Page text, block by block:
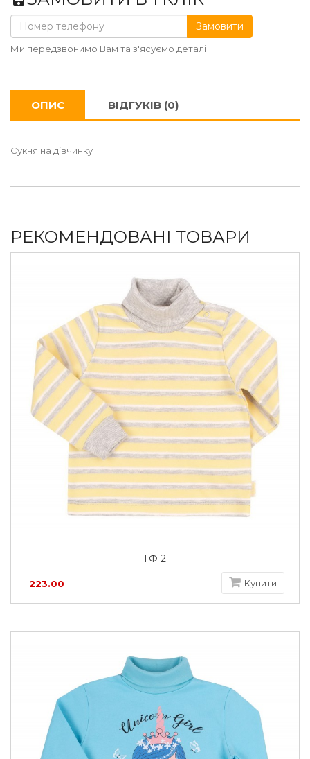
Замовити
Ми передзвонимо Вам та з'ясуємо деталі
ОПИС ВІДГУКІВ (0)
Сукня на дівчинку
РЕКОМЕНДОВАНІ ТОВАРИ
ГФ 2
223.00 Купити